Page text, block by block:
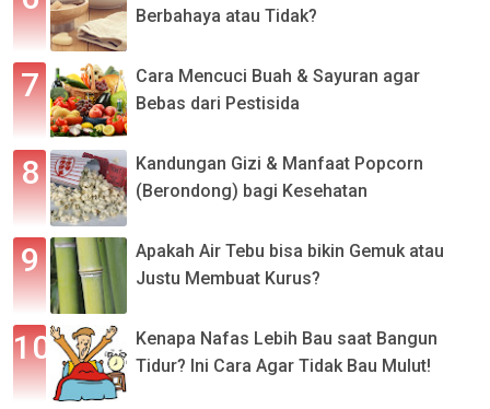
Berbahaya atau Tidak?
Cara Mencuci Buah & Sayuran agar
Bebas dari Pestisida
Kandungan Gizi & Manfaat Popcorn
(Berondong) bagi Kesehatan
Apakah Air Tebu bisa bikin Gemuk atau
Justu Membuat Kurus?
Kenapa Nafas Lebih Bau saat Bangun
Tidur? Ini Cara Agar Tidak Bau Mulut!